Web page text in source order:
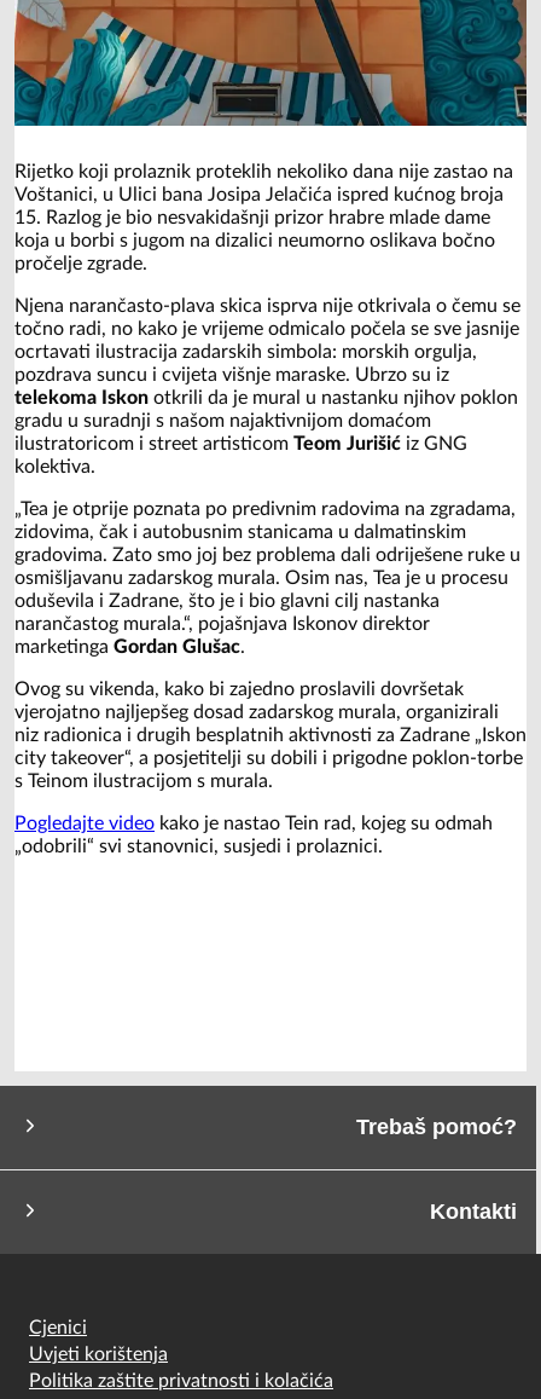
Rijetko koji prolaznik proteklih nekoliko dana nije zastao na
Voštanici, u Ulici bana Josipa Jelačića ispred kućnog broja
15. Razlog je bio nesvakidašnji prizor hrabre mlade dame
koja u borbi s jugom na dizalici neumorno oslikava bočno
pročelje zgrade.
Njena narančasto-plava skica isprva nije otkrivala o čemu se
točno radi, no kako je vrijeme odmicalo počela se sve jasnije
ocrtavati ilustracija zadarskih simbola: morskih orgulja,
pozdrava suncu i cvijeta višnje maraske. Ubrzo su iz
telekoma Iskon otkrili da je mural u nastanku njihov poklon
gradu u suradnji s našom najaktivnijom domaćom
ilustratoricom i street artisticom Teom Jurišić iz GNG
kolektiva.
„Tea je otprije poznata po predivnim radovima na zgradama,
zidovima, čak i autobusnim stanicama u dalmatinskim
gradovima. Zato smo joj bez problema dali odriješene ruke u
osmišljavanu zadarskog murala. Osim nas, Tea je u procesu
oduševila i Zadrane, što je i bio glavni cilj nastanka
narančastog murala.“, pojašnjava Iskonov direktor
marketinga Gordan Glušac.
Ovog su vikenda, kako bi zajedno proslavili dovršetak
vjerojatno najljepšeg dosad zadarskog murala, organizirali
niz radionica i drugih besplatnih aktivnosti za Zadrane „Iskon
city takeover“, a posjetitelji su dobili i prigodne poklon-torbe
s Teinom ilustracijom s murala.
Pogledajte video kako je nastao Tein rad, kojeg su odmah
„odobrili“ svi stanovnici, susjedi i prolaznici.
Trebaš pomoć?
Kontakti
Cjenici
Uvjeti korištenja
Politika zaštite privatnosti i kolačića